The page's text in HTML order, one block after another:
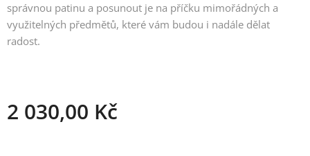
správnou patinu a posunout je na příčku mimořádných a
využitelných předmětů, které vám budou i nadále dělat
radost.
2 030,00 Kč